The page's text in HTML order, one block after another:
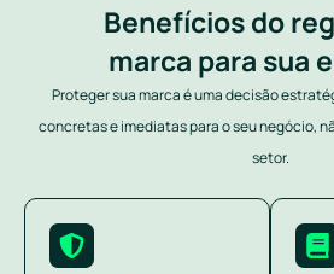
Benefícios do
marca para sua
Proteger sua marca é uma decisão
concretas e imediatas para o seu negócio,
setor.